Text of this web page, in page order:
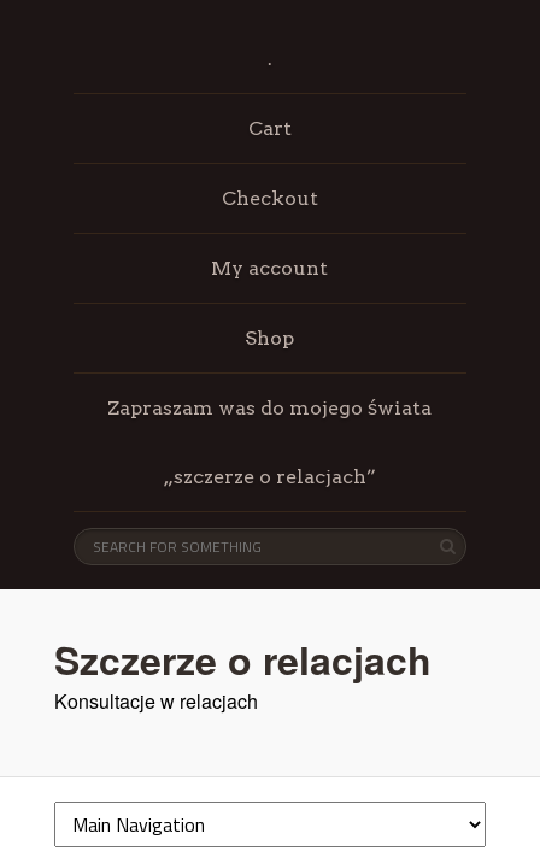
.
Cart
Checkout
My account
Shop
Zapraszam was do mojego świata
„szczerze o relacjach”
Szczerze o relacjach
Konsultacje w relacjach